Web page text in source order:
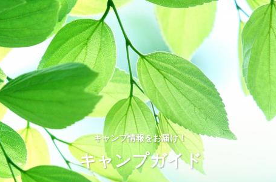
キャンプ情報をお届け！
キャンプガイド